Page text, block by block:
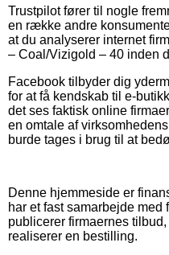
Trustpilot fører til nogle
en række andre
at du analyserer internet
– Coal/Vizigold – 40 inden
Facebook tilbyder dig
for at få kendskab til e-
det ses faktisk online
en omtale af
burde tages i brug til at
Denne hjemmeside er
har et fast samarbejde med
publicerer firmaernes
realiserer en bestilling.